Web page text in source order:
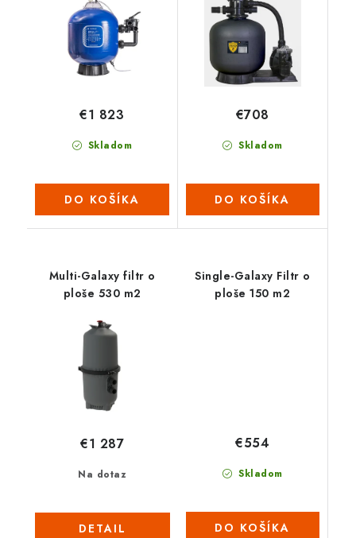
Skladom
€1 823
DO KOŠÍKA
Skladom
€708
DO KOŠÍKA
Multi-Galaxy filtr o
ploše 530 m2
Na dotaz
€1 287
DETAIL
Single-Galaxy Filtr o
ploše 150 m2
Skladom
€554
DO KOŠÍKA